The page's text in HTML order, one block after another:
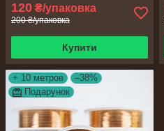
120 ₴/упаковка
200 ₴/упаковка
Купити
+ 10 метров
–38%
Подарунок